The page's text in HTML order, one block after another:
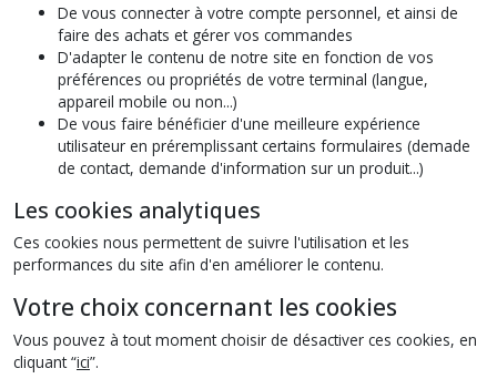
De vous connecter à votre compte personnel, et ainsi de
faire des achats et gérer vos commandes
D'adapter le contenu de notre site en fonction de vos
préférences ou propriétés de votre terminal (langue,
appareil mobile ou non...)
De vous faire bénéficier d'une meilleure expérience
utilisateur en préremplissant certains formulaires (demade
de contact, demande d'information sur un produit...)
Les cookies analytiques
Ces cookies nous permettent de suivre l'utilisation et les
performances du site afin d'en améliorer le contenu.
Votre choix concernant les cookies
Vous pouvez à tout moment choisir de désactiver ces cookies, en
cliquant “ici”.